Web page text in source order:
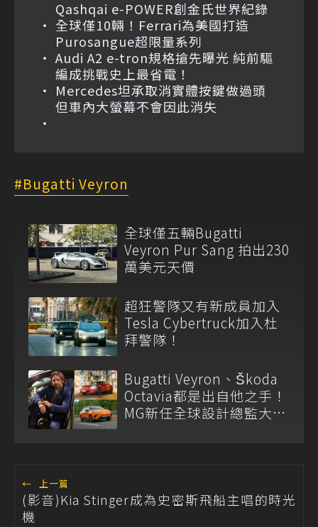
Qashqai e-POWER創金氏世界紀錄
全球僅10輛！Ferrari為美國打造
Purosangue超限量系列
Audi A2 e-tron規格搶先曝光 純前驅
編成挑戰史上最省電！
Mercedes坦承取消實體按鍵做過頭
但車內大螢幕不會因此消失
Bugatti Veyron
全球僅五輛Bugatti
Veyron Pur Sang 拍出230
萬美元天價
超狂警隊又有新成員加入
Tesla Cybertruck加入杜
拜警隊！
Bugatti Veyron、Škoda
Octavia都是出自他之手！
MG新任全球設計總監大有
← 上一篇
(影音)Kia Stinger成為史密斯飛船主唱的時光
機